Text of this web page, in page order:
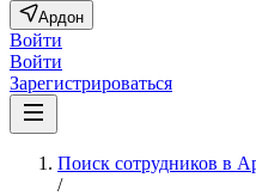
Ардон
Войти
Войти
Зарегистрироваться
Поиск сотрудников в
/